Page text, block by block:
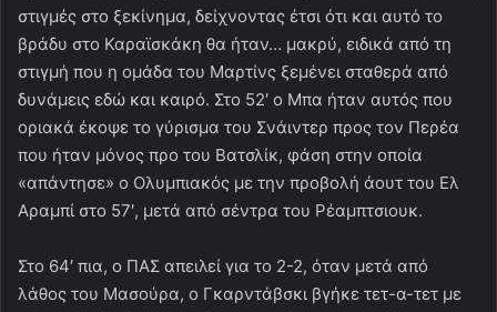
στιγμές στο ξεκίνημα, δείχνοντας έτσι ότι και αυτό το
βράδυ στο Καραϊσκάκη θα ήταν… μακρύ, ειδικά από τη
στιγμή που η ομάδα του Μαρτίνς ξεμένει σταθερά από
δυνάμεις εδώ και καιρό. Στο 52′ ο Μπα ήταν αυτός που
οριακά έκοψε το γύρισμα του Σνάιντερ προς τον Περέα
που ήταν μόνος προ του Βατσλίκ, φάση στην οποία
«απάντησε» ο Ολυμπιακός με την προβολή άουτ του Ελ
Αραμπί στο 57′, μετά από σέντρα του Ρέαμπτσιουκ.
Στο 64′ πια, ο ΠΑΣ απειλεί για το 2-2, όταν μετά από
λάθος του Μασούρα, ο Γκαρντάβσκι βγήκε τετ-α-τετ με